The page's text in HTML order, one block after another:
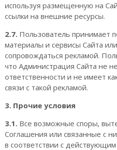
используя размещенную на
ссылки на внешние ресурсы.
2.7. Пользователь принимает
материалы и сервисы Сайта
сопровождаться рекламой.
что Администрация Сайта не
ответственности и не имеет
связи с такой рекламой.
3. Прочие условия
3.1. Все возможные споры,
Соглашения или связанные с
в соответствии с